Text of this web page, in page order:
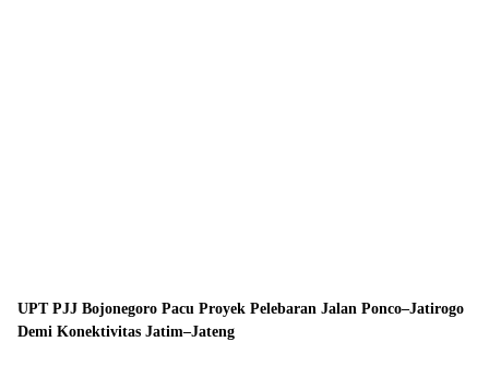
UPT PJJ Bojonegoro Pacu Proyek Pelebaran Jalan Ponco–Jatirogo
Demi Konektivitas Jatim–Jateng